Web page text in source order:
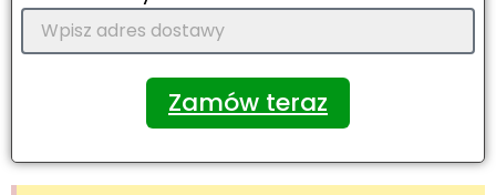
Zamów teraz